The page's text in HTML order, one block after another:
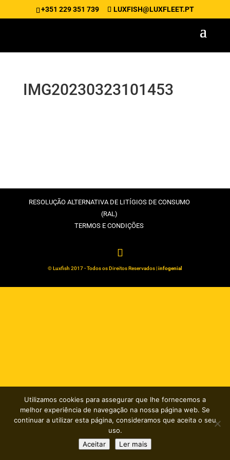
+351 229 351 739 LUXFISH@LUXFLEET.PT
IMG20230323101453
RESOLUÇÃO ALTERNATIVA DE LITÍGIOS DE CONSUMO
(RAL)
TERMOS E CONDIÇÕES
© Luxfish 2017 - Todos os Direitos Reservados |infogenial
Utilizamos cookies para assegurar que lhe fornecemos a
melhor experiência de navegação na nossa página web. Se
continuar a utilizar esta página, consideramos que aceita o seu
uso.
Aceitar
Ler mais